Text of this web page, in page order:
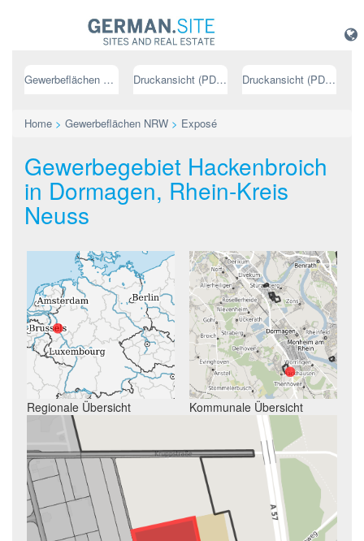
Gewerbeflächen NRW Druckansicht (PDF) // deutsch Druckansicht (PDF) // englisch
Home > Gewerbeflächen NRW > Exposé
Gewerbegebiet Hackenbroich
in Dormagen, Rhein-Kreis
Neuss
Regionale Übersicht Kommunale Übersicht